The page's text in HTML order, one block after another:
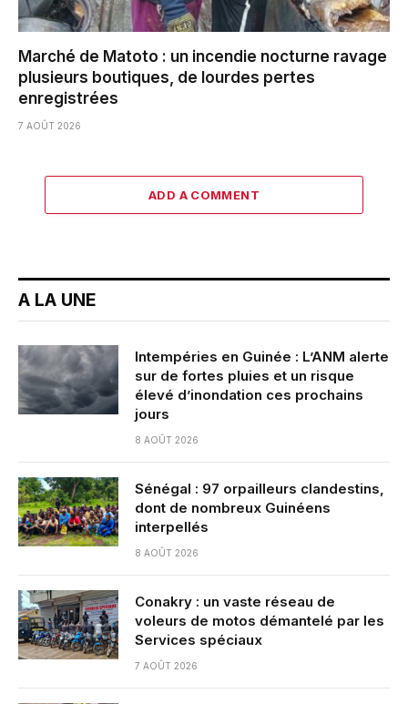
Marché de Matoto : un incendie nocturne ravage
plusieurs boutiques, de lourdes pertes
enregistrées
7 AOÛT 2026
ADD A COMMENT
A LA UNE
Intempéries en Guinée : L’ANM alerte
sur de fortes pluies et un risque
élevé d’inondation ces prochains
jours
8 AOÛT 2026
Sénégal : 97 orpailleurs clandestins,
dont de nombreux Guinéens
interpellés
8 AOÛT 2026
Conakry : un vaste réseau de
voleurs de motos démantelé par les
Services spéciaux
7 AOÛT 2026